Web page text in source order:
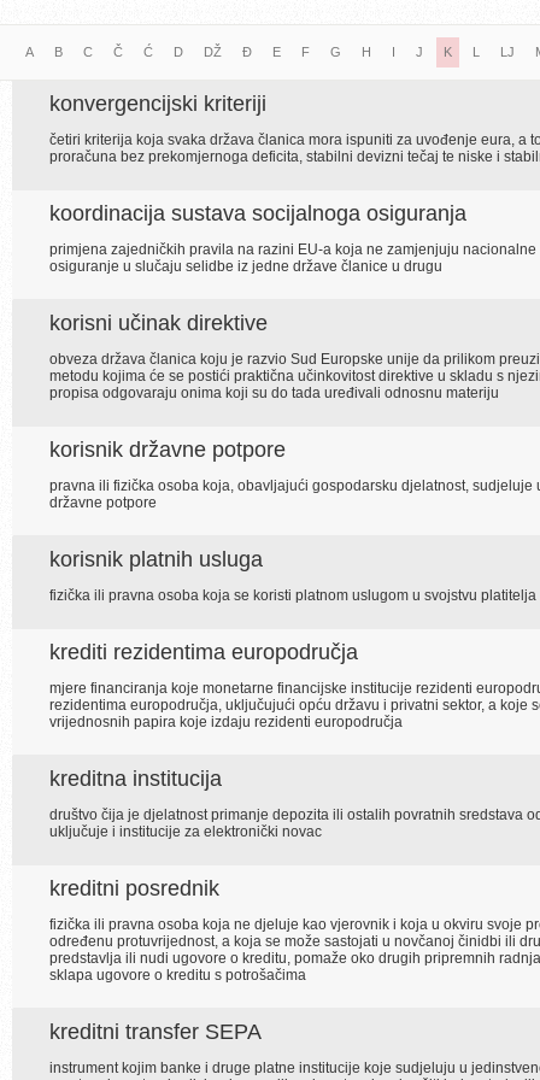
A B C Č Ć D DŽ Đ E F G H I J K L LJ
konvergencijski kriteriji
četiri kriterija koja svaka država članica mora ispuniti za uvođenje eura, a
proračuna bez prekomjernoga deficita, stabilni devizni tečaj te niske i
koordinacija sustava socijalnoga osiguranja
primjena zajedničkih pravila na razini EU-a koja ne zamjenjuju
osiguranje u slučaju selidbe iz jedne države članice u drugu
korisni učinak direktive
obveza država članica koju je razvio Sud Europske unije da prilikom
metodu kojima će se postići praktična učinkovitost direktive u skladu s
propisa odgovaraju onima koji su do tada uređivali odnosnu materiju
korisnik državne potpore
pravna ili fizička osoba koja, obavljajući gospodarsku djelatnost,
državne potpore
korisnik platnih usluga
fizička ili pravna osoba koja se koristi platnom uslugom u svojstvu
krediti rezidentima europodručja
mjere financiranja koje monetarne financijske institucije rezidenti
rezidentima europodručja, uključujući opću državu i privatni sektor, a koje
vrijednosnih papira koje izdaju rezidenti europodručja
kreditna institucija
društvo čija je djelatnost primanje depozita ili ostalih povratnih sredstava
uključuje i institucije za elektronički novac
kreditni posrednik
fizička ili pravna osoba koja ne djeluje kao vjerovnik i koja u okviru svoje
određenu protuvrijednost, a koja se može sastojati u novčanoj činidbi ili
predstavlja ili nudi ugovore o kreditu, pomaže oko drugih pripremnih
sklapa ugovore o kreditu s potrošačima
kreditni transfer SEPA
instrument kojim banke i druge platne institucije koje sudjeluju u